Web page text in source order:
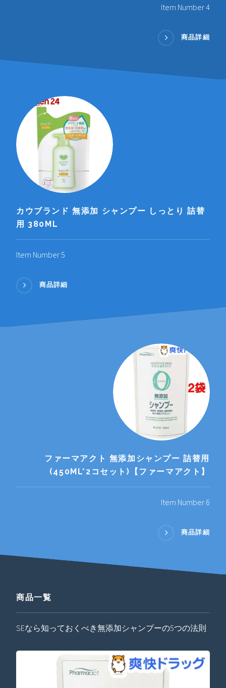
Item Number 4
商品詳細
カウブランド 無添加 シャンプー しっとり 詰替
用 380ML
Item Number 5
商品詳細
ファーマアクト 無添加シャンプー 詰替用
(450ML*2コセット)【ファーマアクト】
Item Number 6
商品詳細
商品一覧
SEなら知っておくべき無添加シャンプーの5つの法則